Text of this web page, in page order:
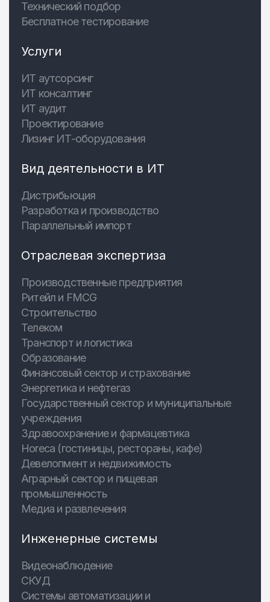
Технический подбор
Бесплатное тестирование
Услуги
ИТ аутсорсинг
ИТ консалтинг
ИТ аудит
Проектирование
Лизинг ИТ-оборудования
Вид деятельности в ИТ
Дистрибьюция
Разработка и производство
Параллельный импорт
Отраслевая экспертиза
Производственные предприятия
Ритейл и FMCG
Строительство
Телеком
Транспорт и логистика
Образование
Финансовый сектор и страхование
Энергетика и нефтегаз
Государственный сектор и муниципальные
учреждения
Здравоохранение и фармацевтика
Horeca (гостиницы, рестораны, кафе)
Девелопмент и недвижимость
Аграрный сектор и пищевая
промышленность
Медиа и развлечения
Инженерные системы
Видеонаблюдение
СКУД
Системы автоматизации и